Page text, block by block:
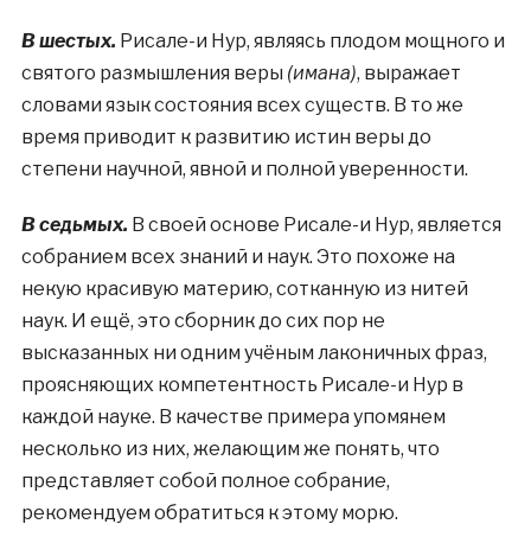
В шестых. Рисале-и Нур, являясь плодом мощного и
святого размышления веры (имана), выражает
словами язык состояния всех существ. В то же
время приводит к развитию истин веры до
степени научной, явной и полной уверенности.
В седьмых. В своей основе Рисале-и Нур, является
собранием всех знаний и наук. Это похоже на
некую красивую материю, сотканную из нитей
наук. И ещё, это сборник до сих пор не
высказанных ни одним учёным лаконичных фраз,
проясняющих компетентность Рисале-и Нур в
каждой науке. В качестве примера упомянем
несколько из них, желающим же понять, что
представляет собой полное собрание,
рекомендуем обратиться к этому морю.